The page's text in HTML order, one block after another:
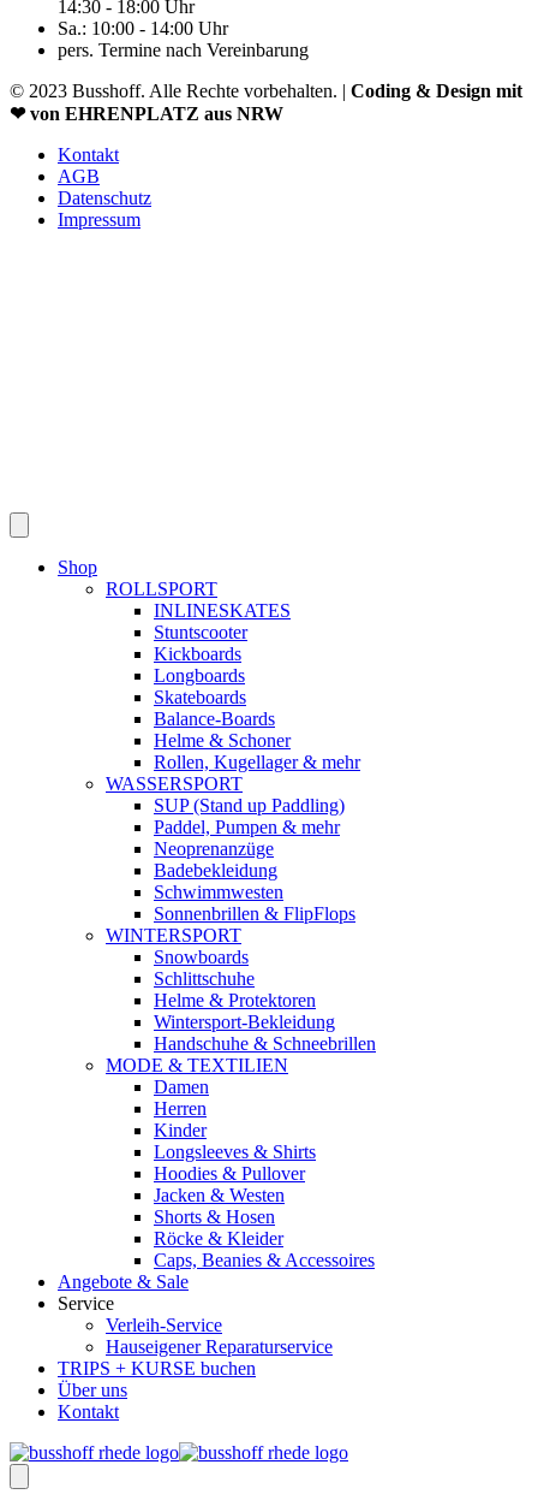
14:30 - 18:00 Uhr
Sa.: 10:00 - 14:00 Uhr
pers. Termine nach Vereinbarung
© 2023 Busshoff. Alle Rechte vorbehalten. | Coding & Design mit
❤ von EHRENPLATZ aus NRW
Kontakt
AGB
Datenschutz
Impressum
Shop
ROLLSPORT
INLINESKATES
Stuntscooter
Kickboards
Longboards
Skateboards
Balance-Boards
Helme & Schoner
Rollen, Kugellager & mehr
WASSERSPORT
SUP (Stand up Paddling)
Paddel, Pumpen & mehr
Neoprenanzüge
Badebekleidung
Schwimmwesten
Sonnenbrillen & FlipFlops
WINTERSPORT
Snowboards
Schlittschuhe
Helme & Protektoren
Wintersport-Bekleidung
Handschuhe & Schneebrillen
MODE & TEXTILIEN
Damen
Herren
Kinder
Longsleeves & Shirts
Hoodies & Pullover
Jacken & Westen
Shorts & Hosen
Röcke & Kleider
Caps, Beanies & Accessoires
Angebote & Sale
Service
Verleih-Service
Hauseigener Reparaturservice
TRIPS + KURSE buchen
Über uns
Kontakt